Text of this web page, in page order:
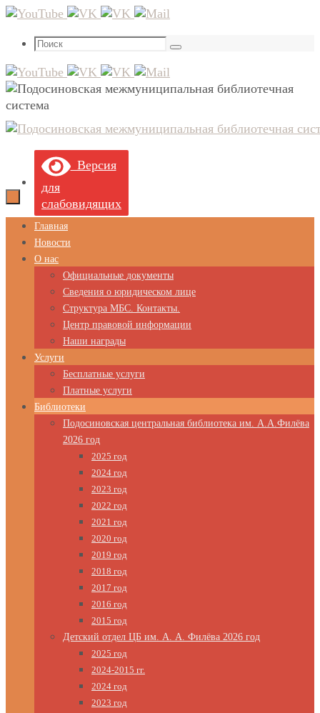
Перейти
содержимому
Что
Поиск
Версия
для
слабовидящих
Перейти
содержимому
Главная
Новости
О нас
Официальные документы
Сведения о юридическом лице
Структура МБС. Контакты.
Центр правовой информации
Наши награды
Услуги
Бесплатные услуги
Платные услуги
Библиотеки
Подосиновская центральная библиотека им. А.А.Филёва
2026 год
2025 год
2024 год
2023 год
2022 год
2021 год
2020 год
2019 год
2018 год
2017 год
2016 год
2015 год
Детский отдел ЦБ им. А. А. Филёва 2026 год
2025 год
2024-2015 гг.
2024 год
2023 год